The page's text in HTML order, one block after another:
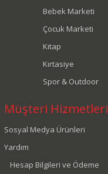
Bebek Marketi
Çocuk Marketi
Kitap
Kırtasiye
Spor & Outdoor
Müşteri Hizmetleri
Sosyal Medya Ürünleri
Yardım
Hesap Bilgileri ve Ödeme